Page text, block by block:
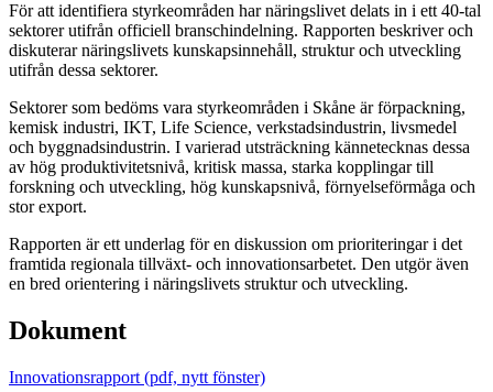
För att identifiera styrkeområden har näringslivet delats in i ett 40-tal
sektorer utifrån officiell branschindelning. Rapporten beskriver och
diskuterar näringslivets kunskapsinnehåll, struktur och utveckling
utifrån dessa sektorer.
Sektorer som bedöms vara styrkeområden i Skåne är förpackning,
kemisk industri, IKT, Life Science, verkstadsindustrin, livsmedel
och byggnadsindustrin. I varierad utsträckning kännetecknas dessa
av hög produktivitetsnivå, kritisk massa, starka kopplingar till
forskning och utveckling, hög kunskapsnivå, förnyelseförmåga och
stor export.
Rapporten är ett underlag för en diskussion om prioriteringar i det
framtida regionala tillväxt- och innovationsarbetet. Den utgör även
en bred orientering i näringslivets struktur och utveckling.
Dokument
Innovationsrapport (pdf, nytt fönster)